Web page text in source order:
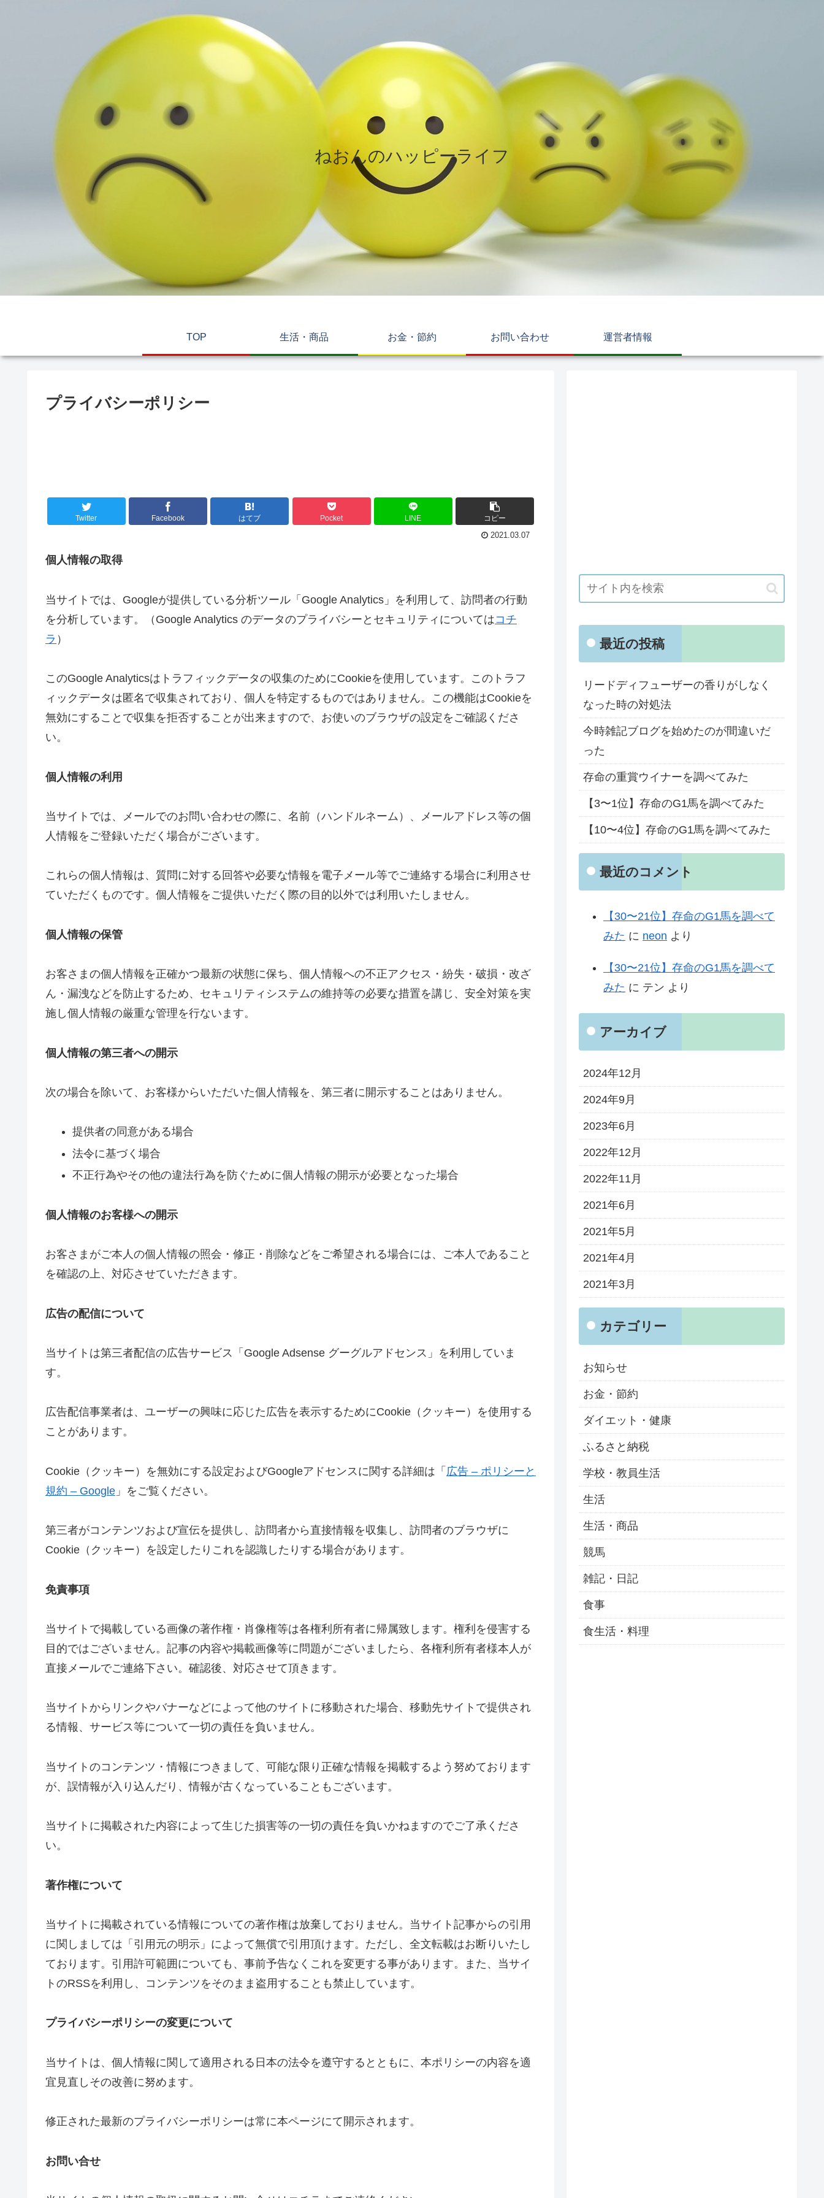
ねおんのハッピーライフ
TOP 生活・商品 お金・節約 お問い合わせ 運営者情報
プライバシーポリシー
Twitter Facebook はてブ Pocket LINE コピー
2021.03.07
個人情報の取得
当サイトでは、Googleが提供している分析ツール「Google Analytics」を利用して、訪問者の行動
を分析しています。（Google Analytics のデータのプライバシーとセキュリティについてはコチ
ラ ）
このGoogle Analyticsはトラフィックデータの収集のためにCookieを使用しています。このトラフ
ィックデータは匿名で収集されており、個人を特定するものではありません。この機能はCookieを
無効にすることで収集を拒否することが出来ますので、お使いのブラウザの設定をご確認くださ
い。
個人情報の利用
当サイトでは、メールでのお問い合わせの際に、名前（ハンドルネーム）、メールアドレス等の個
人情報をご登録いただく場合がございます。
これらの個人情報は、質問に対する回答や必要な情報を電子メール等でご連絡する場合に利用させ
ていただくものです。個人情報をご提供いただく際の目的以外では利用いたしません。
個人情報の保管
お客さまの個人情報を正確かつ最新の状態に保ち、個人情報への不正アクセス・紛失・破損・改ざ
ん・漏洩などを防止するため、セキュリティシステムの維持等の必要な措置を講じ、安全対策を実
施し個人情報の厳重な管理を行ないます。
個人情報の第三者への開示
次の場合を除いて、お客様からいただいた個人情報を、第三者に開示することはありません。
提供者の同意がある場合
法令に基づく場合
不正行為やその他の違法行為を防ぐために個人情報の開示が必要となった場合
個人情報のお客様への開示
お客さまがご本人の個人情報の照会・修正・削除などをご希望される場合には、ご本人であること
を確認の上、対応させていただきます。
広告の配信について
当サイトは第三者配信の広告サービス「Google Adsense グーグルアドセンス」を利用していま
す。
広告配信事業者は、ユーザーの興味に応じた広告を表示するためにCookie（クッキー）を使用する
ことがあります。
Cookie（クッキー）を無効にする設定およびGoogleアドセンスに関する詳細は「 広告 – ポリシーと
規約 – Google 」をご覧ください。
第三者がコンテンツおよび宣伝を提供し、訪問者から直接情報を収集し、訪問者のブラウザに
Cookie（クッキー）を設定したりこれを認識したりする場合があります。
免責事項
当サイトで掲載している画像の著作権・肖像権等は各権利所有者に帰属致します。権利を侵害する
目的ではございません。記事の内容や掲載画像等に問題がございましたら、各権利所有者様本人が
直接メールでご連絡下さい。確認後、対応させて頂きます。
当サイトからリンクやバナーなどによって他のサイトに移動された場合、移動先サイトで提供され
る情報、サービス等について一切の責任を負いません。
当サイトのコンテンツ・情報につきまして、可能な限り正確な情報を掲載するよう努めております
が、誤情報が入り込んだり、情報が古くなっていることもございます。
当サイトに掲載された内容によって生じた損害等の一切の責任を負いかねますのでご了承くださ
い。
著作権について
当サイトに掲載されている情報についての著作権は放棄しておりません。当サイト記事からの引用
に関しましては「引用元の明示」によって無償で引用頂けます。ただし、全文転載はお断りいたし
ております。引用許可範囲についても、事前予告なくこれを変更する事があります。また、当サイ
トのRSSを利用し、コンテンツをそのまま盗用することも禁止しています。
プライバシーポリシーの変更について
当サイトは、個人情報に関して適用される日本の法令を遵守するとともに、本ポリシーの内容を適
宜見直しその改善に努めます。
修正された最新のプライバシーポリシーは常に本ページにて開示されます。
お問い合せ
最近の投稿
リードディフューザーの香りがしなく
なった時の対処法
今時雑記ブログを始めたのが間違いだ
った
存命の重賞ウイナーを調べてみた
【3〜1位】存命のG1馬を調べてみた
【10〜4位】存命のG1馬を調べてみた
最近のコメント
【30〜21位】存命のG1馬を調べて
みた に neon より
【30〜21位】存命のG1馬を調べて
みた に テン より
アーカイブ
2024年12月
2024年9月
2023年6月
2022年12月
2022年11月
2021年6月
2021年5月
2021年4月
2021年3月
カテゴリー
お知らせ
お金・節約
ダイエット・健康
ふるさと納税
学校・教員生活
生活
生活・商品
競馬
雑記・日記
食事
食生活・料理